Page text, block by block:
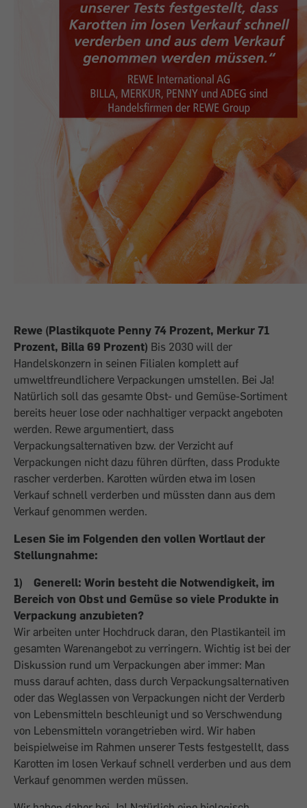
Rewe (Plastikquote Penny 74 Prozent, Merkur 71
Prozent, Billa 69 Prozent) Bis 2030 will der
Handelskonzern in seinen Filialen komplett auf
umweltfreundlichere Verpackungen umstellen. Bei Ja!
Natürlich soll das gesamte Obst- und Gemüse-Sortiment
bereits heuer lose oder nachhaltiger verpackt angeboten
werden. Rewe argumentiert, dass
Verpackungsalternativen bzw. der Verzicht auf
Verpackungen nicht dazu führen dürften, dass Produkte
rascher verderben. Karotten würden etwa im losen
Verkauf schnell verderben und müssten dann aus dem
Verkauf genommen werden.
Lesen Sie im Folgenden den vollen Wortlaut der
Stellungnahme:
1) Generell: Worin besteht die Notwendigkeit, im
Bereich von Obst und Gemüse so viele Produkte in
Verpackung anzubieten?
Wir arbeiten unter Hochdruck daran, den Plastikanteil im
gesamten Warenangebot zu verringern. Wichtig ist bei der
Diskussion rund um Verpackungen aber immer: Man
muss darauf achten, dass durch Verpackungsalternativen
oder das Weglassen von Verpackungen nicht der Verderb
von Lebensmitteln beschleunigt und so Verschwendung
von Lebensmitteln vorangetrieben wird. Wir haben
beispielweise im Rahmen unserer Tests festgestellt, dass
Karotten im losen Verkauf schnell verderben und aus dem
Verkauf genommen werden müssen.